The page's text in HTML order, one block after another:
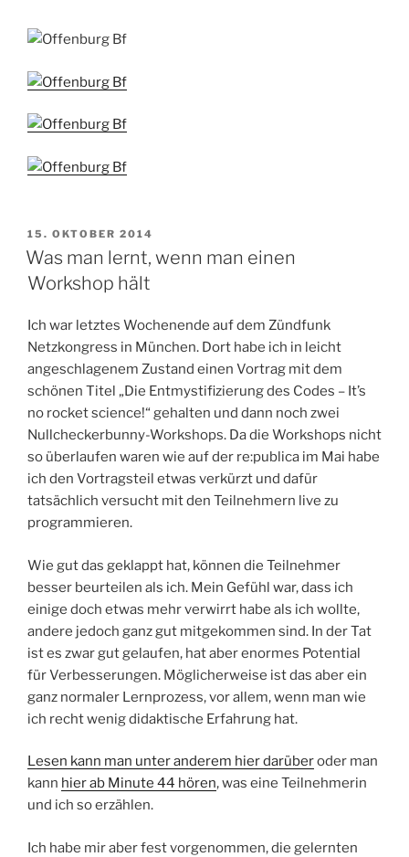
VERÖFFENTLICHT
AM
15. OKTOBER 2014
Was man lernt, wenn man einen
Workshop hält
Ich war letztes Wochenende auf dem Zündfunk
Netzkongress in München. Dort habe ich in leicht
angeschlagenem Zustand einen Vortrag mit dem
schönen Titel „Die Entmystifizierung des Codes – It’s
no rocket science!“ gehalten und dann noch zwei
Nullcheckerbunny-Workshops. Da die Workshops nicht
so überlaufen waren wie auf der re:publica im Mai habe
ich den Vortragsteil etwas verkürzt und dafür
tatsächlich versucht mit den Teilnehmern live zu
programmieren.
Wie gut das geklappt hat, können die Teilnehmer
besser beurteilen als ich. Mein Gefühl war, dass ich
einige doch etwas mehr verwirrt habe als ich wollte,
andere jedoch ganz gut mitgekommen sind. In der Tat
ist es zwar gut gelaufen, hat aber enormes Potential
für Verbesserungen. Möglicherweise ist das aber ein
ganz normaler Lernprozess, vor allem, wenn man wie
ich recht wenig didaktische Erfahrung hat.
Lesen kann man unter anderem hier darüberoder man
kann hier ab Minute 44 hören, was eine Teilnehmerin
und ich so erzählen.
Ich habe mir aber fest vorgenommen, die gelernten